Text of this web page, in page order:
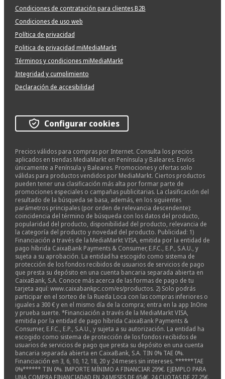
Condiciones de contratación para clientes B2B
Condiciones de uso web
Política de privacidad
Politica de privacidad miMediaMarkt
Términos y condiciones miMediaMarkt
Integridad y cumplimiento
Declaración de accesibilidad
Configurar cookies
Precios válidos para compras por Internet. Consulta los precios
aplicados en tiendas MediaMarkt en Península y Baleares. Envíos
únicamente a Península y Baleares. Promociones y ofertas solo
válidas para productos vendidos por MediaMarkt. Ciertos productos
pueden tener una clasificación más alta por formar parte de
promociones especiales o campañas publicitarias. La clasificación del
resultado de la búsqueda se basa, además, en los siguientes
parámetros principales (por orden de relevancia descendente):
coincidencia del término de búsqueda con los datos del producto,
popularidad del producto, disponibilidad del producto, relevancia de
la categoría del producto y novedad del producto. Publicidad: 1)
Financiación a través de la MediaMarkt VISA, emitida por la entidad de
pago híbrida CaixaBank Payments & Consumer, E.F.C., E.P., S.A.U., y
sujeta a su aprobación. La entidad ha escogido como sistema de
protección de los fondos recibidos de usuarios de servicios de pago
que presta su depósito en una cuenta bancaria separada abierta en
CaixaBank, S.A. Conoce más acerca de las formas de pago de tu
tarjeta aquí: www.caixabankpc.com/es/productos. 2) Solo podrás
participar en el sorteo de la Rueda Loca con las compras inferiores o
iguales a 300 € y en el mismo día de la compra; entra en la app InOne
y prueba suerte. *Financiación a través de la MediaMarkt VISA,
emitida por la entidad de pago híbrida CaixaBank Payments &
Consumer, E.F.C., E.P., S.A.U., y sujeta a su autorización. La entidad ha
escogido como sistema de protección de los fondos recibidos de
usuarios de servicios de pago que presta su depósito en una cuenta
bancaria separada abierta en CaixaBank, S.A. TIN 0% TAE 0%.
Financiación en 3, 6, 10, 12, 18, 20 y 24 meses sin intereses. ******TAE
0%****** TIN 0%. IMPORTE MÍNIMO A FINANCIAR 299€. EJEMPLO PARA
UNA COMPRA FINANCIADAD EN 24 MESES DE 654€. 24 CUOTAS DE 27,25€.